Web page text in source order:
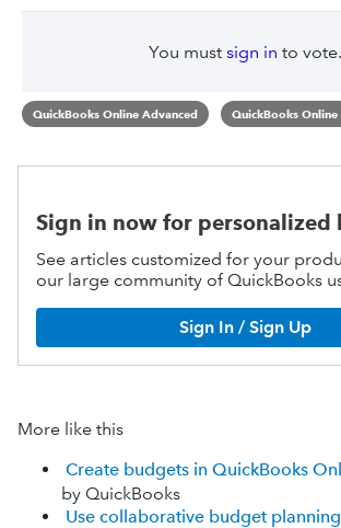
You must sign in to vote.
QuickBooks Online Advanced QuickBooks Online
Sign in now for personalized
See articles customized for your
our large community of QuickBooks
Sign In / Sign Up
More like this
Create budgets in QuickBooks
by QuickBooks
Use collaborative budget planning